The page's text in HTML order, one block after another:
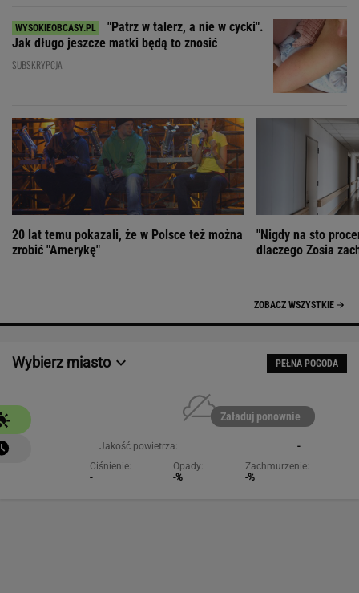
"Patrz w talerz, a nie w cycki".
Jak długo jeszcze matki będą to znosić
SUBSKRYPCJA
20 lat temu pokazali, że w Polsce też można
zrobić "Amerykę"
"Nigdy na sto
dlaczego Zosia
ZOBACZ WSZYSTKIE
Wybierz miasto PEŁNA POGODA
Załaduj ponownie
Jakość powietrza:
-
Ciśnienie:
-
Opady:
-%
Zachmurzenie:
-%